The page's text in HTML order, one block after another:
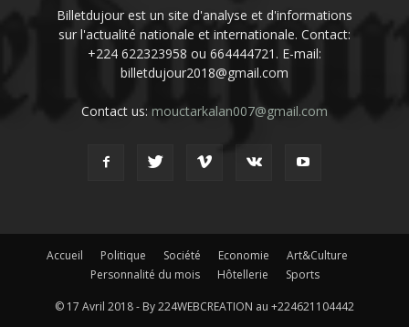
Billetdujour est un site d'analyse et d'informations
sur l'actualité nationale et internationale. Contact:
+224 622323958 ou 664444721. E-mail:
billetdujour2018@gmail.com
Contact us: mouctarkalan007@gmail.com
Accueil Politique Société Economie
Art&Culture
Personnalité du mois
Hôtellerie Sports
© 17 Avril 2018 - By 224WEBCREATION au +224621104442